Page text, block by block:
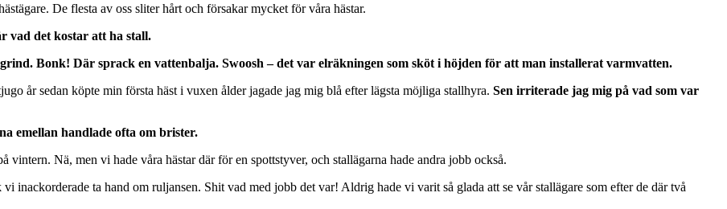
De flesta av oss sliter hårt och försakar mycket för våra hästar.
vad det kostar att ha stall.
Bonk! Där sprack en vattenbalja. Swoosh – det var elräkningen som sköt i höjden för att man installerat varmvatten.
år sedan köpte min första häst i vuxen ålder jagade jag mig blå efter lägsta möjliga stallhyra. Sen irriterade jag mig på vad som var
emellan handlade ofta om brister.
Nä, men vi hade våra hästar där för en spottstyver, och stallägarna hade andra jobb också.
inackorderade ta hand om ruljansen. Shit vad med jobb det var! Aldrig hade vi varit så glada att se vår stallägare som efter de där två